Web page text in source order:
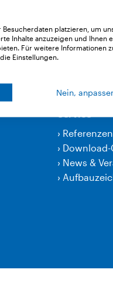
›
›
› Referenzen
›
› News &
›
platzieren, um
Inhalte anzuzeigen und Ihnen
Für weitere Informationen
Einstellungen.
Nein,